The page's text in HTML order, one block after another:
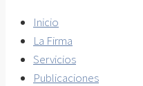
Inicio
La Firma
Servicios
Publicaciones